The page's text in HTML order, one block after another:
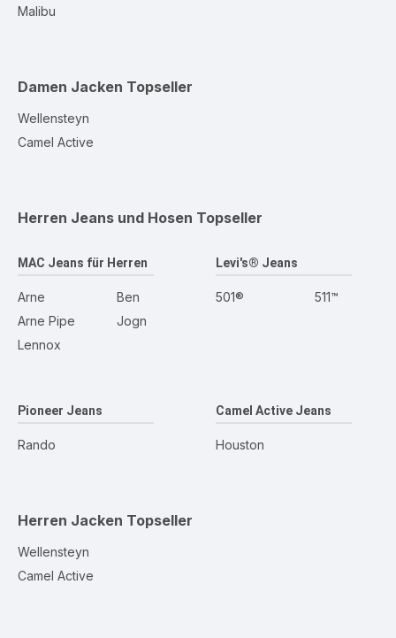
Malibu
Damen Jacken Topseller
Wellensteyn
Camel Active
Herren Jeans und Hosen Topseller
MAC Jeans für Herren
Arne
Arne Pipe
Lennox
Ben
Jogn
Levi's® Jeans
501® 511™
Pioneer Jeans
Rando
Camel Active Jeans
Houston
Herren Jacken Topseller
Wellensteyn
Camel Active